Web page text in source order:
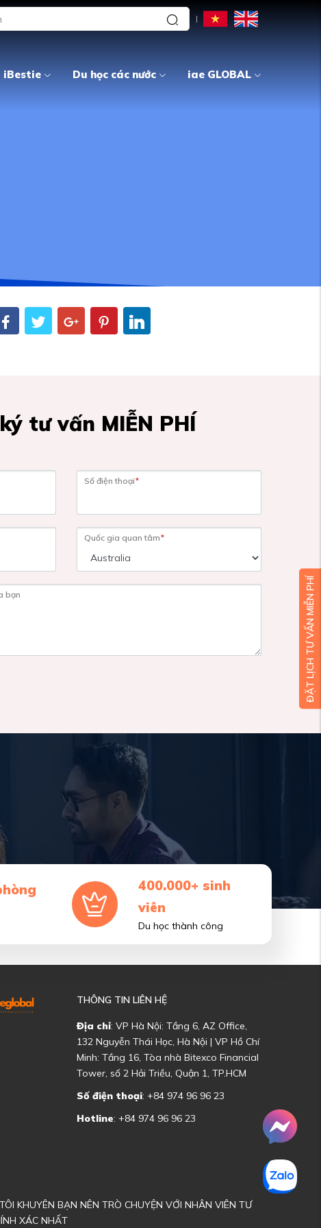
iBestie Du học các nước iae GLOBAL
tư vấn MIỄN PHÍ
Số điện thoại*
Quốc gia quan tâm*
bạn
400.000+ sinh
viên
Du học thành công
THÔNG TIN LIÊN HỆ
Địa chỉ: VP Hà Nội: Tầng 6, AZ Office,
132 Nguyễn Thái Học, Hà Nội | VP Hồ Chí
Minh: Tầng 16, Tòa nhà Bitexco Financial
Tower, số 2 Hải Triều, Quận 1, TP.HCM
Số điện thoại: +84 974 96 96 23
Hotline: +84 974 96 96 23
KHUYÊN BẠN NÊN TRÒ CHUYỆN VỚI NHÂN VIÊN TƯ
XÁC NHẤT
ĐẶT LỊCH TƯ VẤN MIỄN PHÍ